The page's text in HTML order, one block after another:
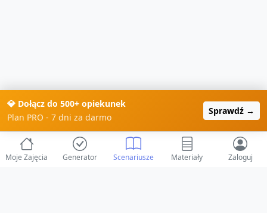
💎 Dołącz do 500+ opiekunek
Plan PRO - 7 dni za darmo
Sprawdź →
Moje Zajęcia Generator Scenariusze Materiały Zaloguj